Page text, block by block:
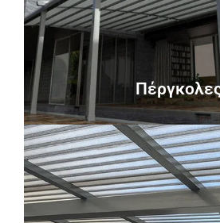
Πέργκολες
Πέργκολες μια ιδανική και
σας προσφέρει σκίαση στο χώρο
από τον αέρα και τη
Περισσότερα